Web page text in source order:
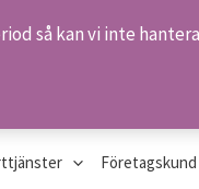
så kan vi inte
Företagskund